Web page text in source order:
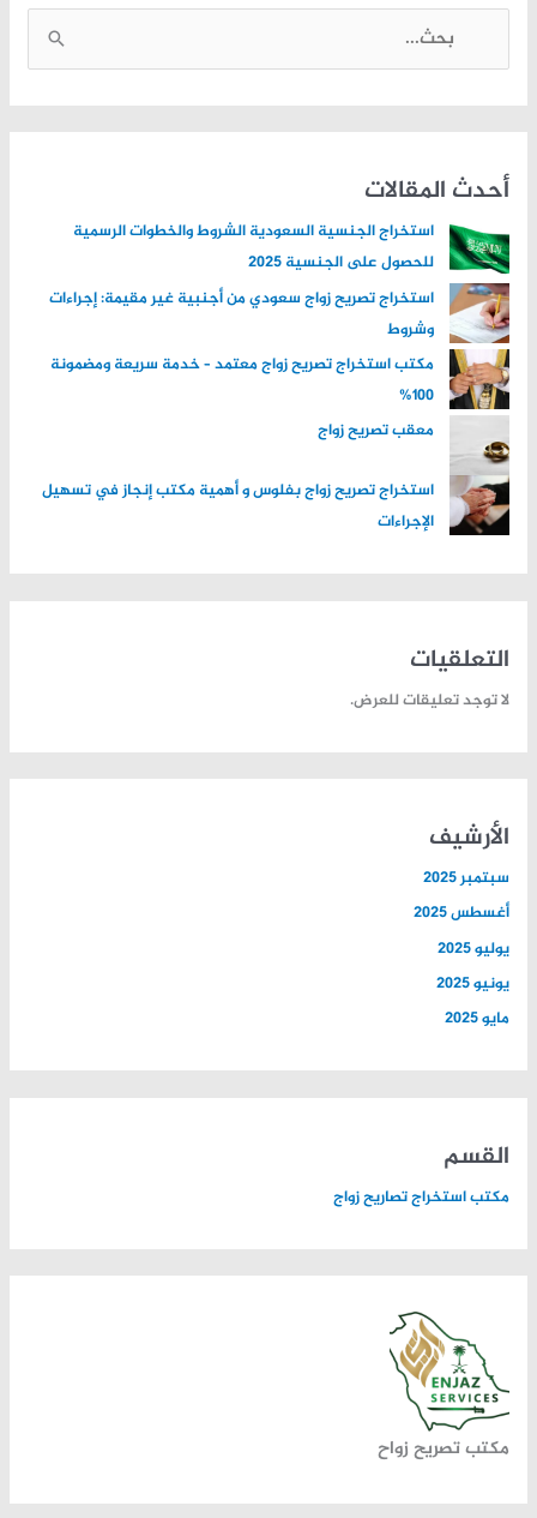
ل
ث
ن
:
أحدث المقالات
استخراج الجنسية السعودية الشروط والخطوات الرسمية
للحصول على الجنسية 2025
استخراج تصريح زواج سعودي من أجنبية غير مقيمة: إجراءات
وشروط
مكتب استخراج تصريح زواج معتمد – خدمة سريعة ومضمونة
100%
معقب تصريح زواج
استخراج تصريح زواج بفلوس و أهمية مكتب إنجاز في تسهيل
الإجراءات
التعلقيات
لا توجد تعليقات للعرض.
الأرشيف
سبتمبر 2025
أغسطس 2025
يوليو 2025
يونيو 2025
مايو 2025
القسم
مكتب استخراج تصاريح زواج
مكتب تصريح زواح